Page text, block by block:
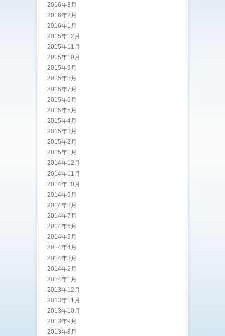
2016年3月
2016年2月
2016年1月
2015年12月
2015年11月
2015年10月
2015年9月
2015年8月
2015年7月
2015年6月
2015年5月
2015年4月
2015年3月
2015年2月
2015年1月
2014年12月
2014年11月
2014年10月
2014年9月
2014年8月
2014年7月
2014年6月
2014年5月
2014年4月
2014年3月
2014年2月
2014年1月
2013年12月
2013年11月
2013年10月
2013年9月
2013年8月